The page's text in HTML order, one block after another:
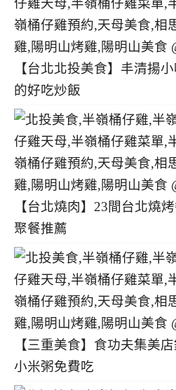
【台北北投美食】丰清揚
的好吃炒飯
【台北燒肉】23間台北燒
聚餐推薦
【三重美食】食功夫集美
小米粥免費吃